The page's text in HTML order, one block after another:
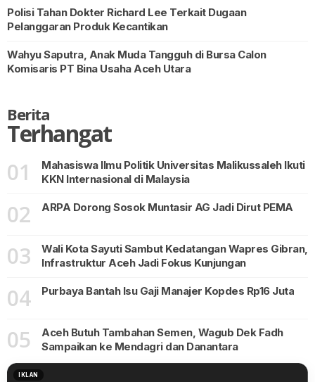
Polisi Tahan Dokter Richard Lee Terkait Dugaan
Pelanggaran Produk Kecantikan
Wahyu Saputra, Anak Muda Tangguh di Bursa Calon
Komisaris PT Bina Usaha Aceh Utara
Berita
Terhangat
01
Mahasiswa Ilmu Politik Universitas Malikussaleh Ikuti
KKN Internasional di Malaysia
02 ARPA Dorong Sosok Muntasir AG Jadi Dirut PEMA
03
Wali Kota Sayuti Sambut Kedatangan Wapres Gibran,
Infrastruktur Aceh Jadi Fokus Kunjungan
04 Purbaya Bantah Isu Gaji Manajer Kopdes Rp16 Juta
05
Aceh Butuh Tambahan Semen, Wagub Dek Fadh
Sampaikan ke Mendagri dan Danantara
IKLAN